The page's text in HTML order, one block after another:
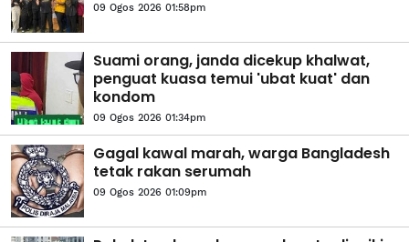
09 Ogos 2026 01:58pm
Suami orang, janda dicekup khalwat,
penguat kuasa temui 'ubat kuat' dan
kondom
09 Ogos 2026 01:34pm
Gagal kawal marah, warga Bangladesh
tetak rakan serumah
09 Ogos 2026 01:09pm